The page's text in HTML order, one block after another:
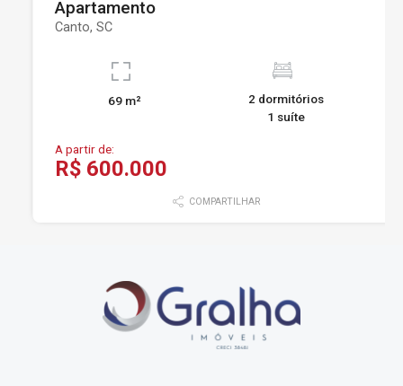
Apartamento
Canto, SC
69 m²
2 dormitórios
1 suíte
A partir de:
R$ 600.000
COMPARTILHAR